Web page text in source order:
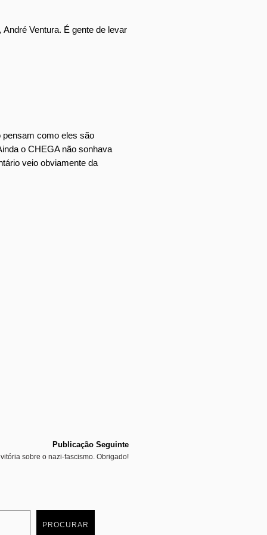
Ventura. É gente de levar
como eles são
o CHEGA não sonhava
veio obviamente da
Publicação Seguinte
sobre o nazi-fascismo. Obrigado!